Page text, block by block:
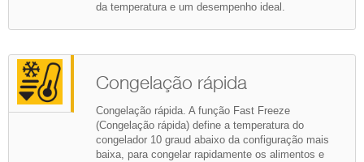
da temperatura e um desempenho ideal.
Congelação rápida
Congelação rápida. A função Fast Freeze
(Congelação rápida) define a temperatura do
congelador 10 graud abaixo da configuração mais
baixa, para congelar rapidamente os alimentos e